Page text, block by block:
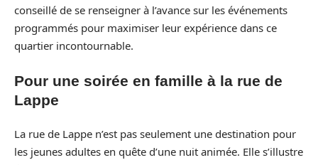
conseillé de se renseigner à l’avance sur les événements
programmés pour maximiser leur expérience dans ce
quartier incontournable.
Pour une soirée en famille à la rue de
Lappe
La rue de Lappe n’est pas seulement une destination pour
les jeunes adultes en quête d’une nuit animée. Elle s’illustre